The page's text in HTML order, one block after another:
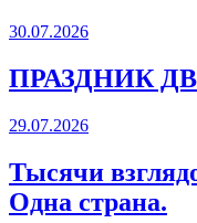
30.07.2026
ПРАЗДНИК
29.07.2026
Тысячи
Одна страна.